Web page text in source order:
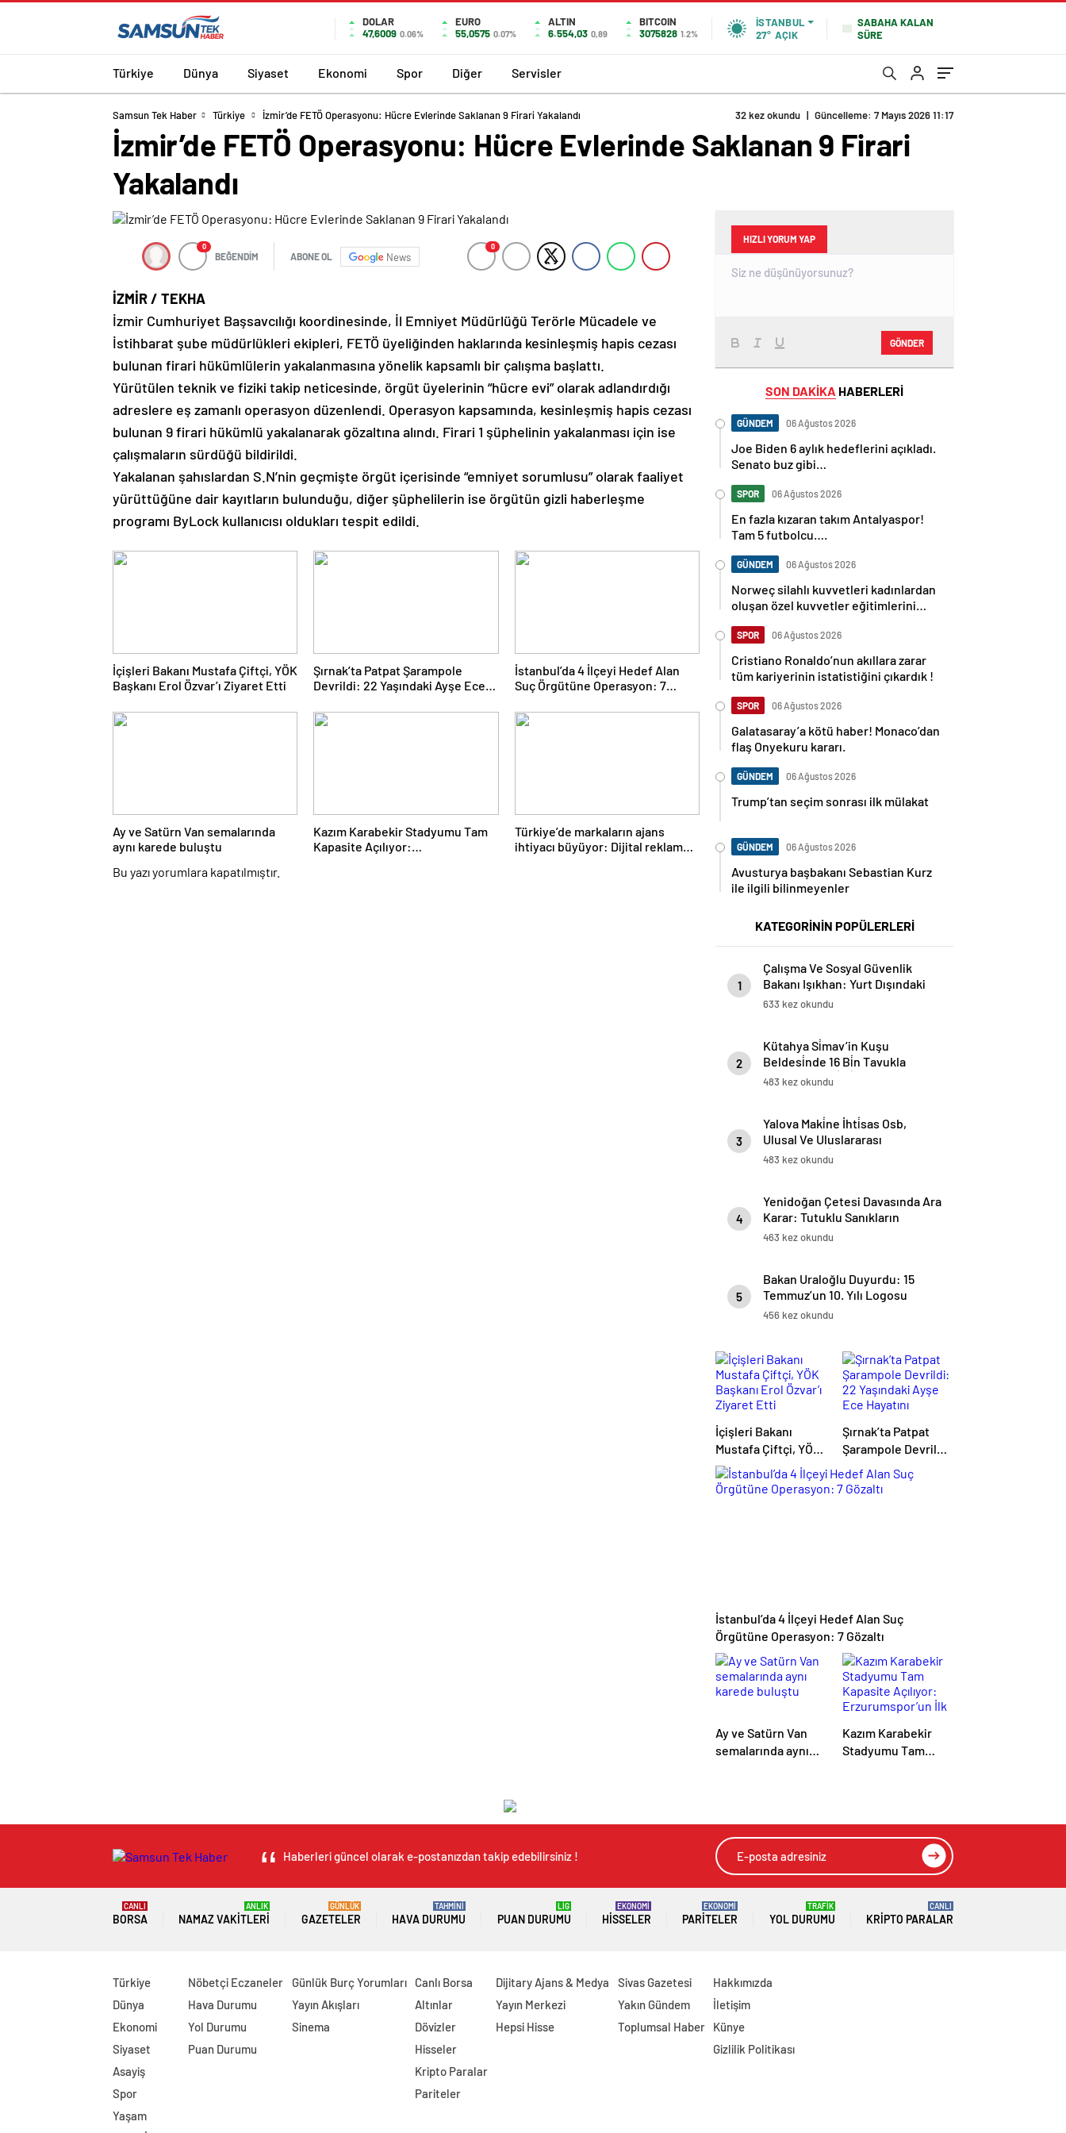
DOLAR
47,6009 0.06%
EURO
55,0575 0.07%
ALTIN
6.554,03 0,89
BITCOIN
3075828 1.2%
İSTANBUL
27° AÇIK
SABAHA KALAN
SÜRE
Türkiye Dünya Siyaset Ekonomi Spor Diğer Servisler
Samsun Tek Haber Türkiye İzmir’de FETÖ Operasyonu: Hücre Evlerinde Saklanan 9 Firari Yakalandı 32 kez okundu | Güncelleme: 7 Mayıs 2026 11:17
İzmir’de FETÖ Operasyonu: Hücre Evlerinde Saklanan 9 Firari
Yakalandı
0
BEĞENDİM ABONE OL News
0
İZMİR / TEKHA
İzmir Cumhuriyet Başsavcılığı koordinesinde, İl Emniyet Müdürlüğü Terörle Mücadele ve
İstihbarat şube müdürlükleri ekipleri, FETÖ üyeliğinden haklarında kesinleşmiş hapis cezası
bulunan firari hükümlülerin yakalanmasına yönelik kapsamlı bir çalışma başlattı.
Yürütülen teknik ve fiziki takip neticesinde, örgüt üyelerinin “hücre evi” olarak adlandırdığı
adreslere eş zamanlı operasyon düzenlendi. Operasyon kapsamında, kesinleşmiş hapis cezası
bulunan 9 firari hükümlü yakalanarak gözaltına alındı. Firari 1 şüphelinin yakalanması için ise
çalışmaların sürdüğü bildirildi.
Yakalanan şahıslardan S.N’nin geçmişte örgüt içerisinde “emniyet sorumlusu” olarak faaliyet
yürüttüğüne dair kayıtların bulunduğu, diğer şüphelilerin ise örgütün gizli haberleşme
programı ByLock kullanıcısı oldukları tespit edildi.
İçişleri Bakanı Mustafa Çiftçi, YÖK
Başkanı Erol Özvar’ı Ziyaret Etti
Şırnak’ta Patpat Şarampole
Devrildi: 22 Yaşındaki Ayşe Ece
İstanbul’da 4 İlçeyi Hedef Alan
Suç Örgütüne Operasyon: 7
Ay ve Satürn Van semalarında
aynı karede buluştu
Kazım Karabekir Stadyumu Tam
Kapasite Açılıyor:
Türkiye’de markaların ajans
ihtiyacı büyüyor: Dijital reklam
Bu yazı yorumlara kapatılmıştır.
HIZLI YORUM YAP
GÖNDER
SON DAKİKA HABERLERİ
GÜNDEM 06 Ağustos 2026
Joe Biden 6 aylık hedeflerini açıkladı.
Senato buz gibi…
SPOR 06 Ağustos 2026
En fazla kızaran takım Antalyaspor!
Tam 5 futbolcu….
GÜNDEM 06 Ağustos 2026
Norweç silahlı kuvvetleri kadınlardan
oluşan özel kuvvetler eğitimlerini
SPOR 06 Ağustos 2026
Cristiano Ronaldo’nun akıllara zarar
tüm kariyerinin istatistiğini çıkardık !
SPOR 06 Ağustos 2026
Galatasaray’a kötü haber! Monaco’dan
flaş Onyekuru kararı.
GÜNDEM 06 Ağustos 2026
Trump’tan seçim sonrası ilk mülakat
GÜNDEM 06 Ağustos 2026
Avusturya başbakanı Sebastian Kurz
ile ilgili bilinmeyenler
KATEGORİNİN POPÜLERLERİ
1
Çalışma Ve Sosyal Güvenlik
Bakanı Işıkhan: Yurt Dışındaki
Vatandaşlarımızın Başvuruları
633 kez okundu
2
Kütahya Si̇mav’in Kuşu
Beldesi̇nde 16 Bi̇n Tavukla
Yumurta Üreti̇mi̇ Başladı
483 kez okundu
3
Yalova Maki̇ne İhti̇sas Osb,
Ulusal Ve Uluslararası
Projelerdeki̇ Başarılarıyla Öne
483 kez okundu
4
Yenidoğan Çetesi Davasında Ara
Karar: Tutuklu Sanıkların
Mevcut Hallerinin Devamına
463 kez okundu
5
Bakan Uraloğlu Duyurdu: 15
Temmuz’un 10. Yılı Logosu
Yüksek Hızlı Trenlerde Yer
456 kez okundu
İçişleri Bakanı
Mustafa Çiftçi, YÖK
Başkanı Erol Özvar’ı
Ziyaret Etti
Şırnak’ta Patpat
Şarampole Devrildi:
22 Yaşındaki Ayşe
Ece Hayatını
İstanbul’da 4 İlçeyi Hedef Alan Suç
Örgütüne Operasyon: 7 Gözaltı
Ay ve Satürn Van
semalarında aynı
Kazım Karabekir
Stadyumu Tam
Haberleri güncel olarak e-postanızdan takip edebilirsiniz !
BORSA
CANLI
NAMAZ VAKITLERI
ANLIK
GAZETELER
GÜNLÜK
HAVA DURUMU
TAHMİNİ
PUAN DURUMU
LİG
HISSELER
EKONOMİ
PARITELER
EKONOMİ
YOL DURUMU
TRAFİK
KRIPTO PARALAR
CANLI
Türkiye
Dünya
Ekonomi
Siyaset
Asayiş
Spor
Yaşam
Nöbetçi Eczaneler
Hava Durumu
Yol Durumu
Puan Durumu
Günlük Burç Yorumları
Yayın Akışları
Sinema
Canlı Borsa
Altınlar
Dövizler
Hisseler
Kripto Paralar
Pariteler
Dijitary Ajans & Medya
Yayın Merkezi
Hepsi Hisse
Sivas Gazetesi
Yakın Gündem
Toplumsal Haber
Hakkımızda
İletişim
Künye
Gizlilik Politikası